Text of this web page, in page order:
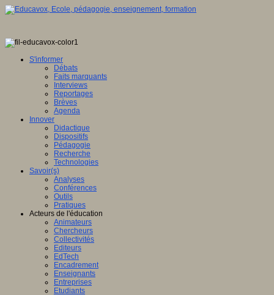
S'informer
Débats
Faits marquants
Interviews
Reportages
Brèves
Agenda
Innover
Didactique
Dispositifs
Pédagogie
Recherche
Technologies
Savoir(s)
Analyses
Conférences
Outils
Pratiques
Acteurs de l'éducation
Animateurs
Chercheurs
Collectivités
Editeurs
EdTech
Encadrement
Enseignants
Entreprises
Etudiants